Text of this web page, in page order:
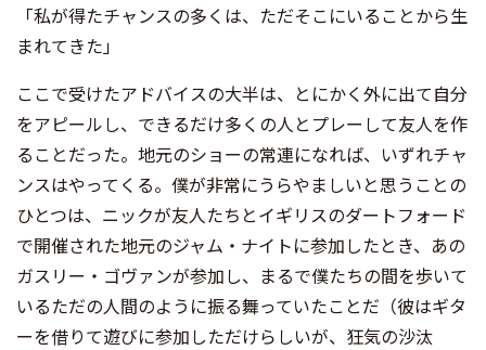
「私が得たチャンスの多くは、ただそこにいることから生
まれてきた」
ここで受けたアドバイスの大半は、とにかく外に出て自分
をアピールし、できるだけ多くの人とプレーして友人を作
ることだった。地元のショーの常連になれば、いずれチャ
ンスはやってくる。僕が非常にうらやましいと思うことの
ひとつは、ニックが友人たちとイギリスのダートフォード
で開催された地元のジャム・ナイトに参加したとき、あの
ガスリー・ゴヴァンが参加し、まるで僕たちの間を歩いて
いるただの人間のように振る舞っていたことだ（彼はギタ
ーを借りて遊びに参加しただけらしいが、狂気の沙汰